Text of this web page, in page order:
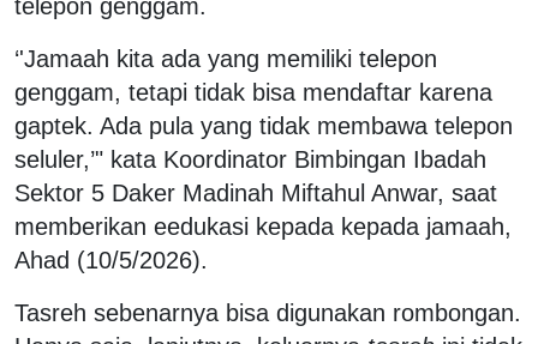
telepon genggam.
‘'Jamaah kita ada yang memiliki telepon
genggam, tetapi tidak bisa mendaftar karena
gaptek. Ada pula yang tidak membawa telepon
seluler,’" kata Koordinator Bimbingan Ibadah
Sektor 5 Daker Madinah Miftahul Anwar, saat
memberikan eedukasi kepada kepada jamaah,
Ahad (10/5/2026).
Tasreh sebenarnya bisa digunakan rombongan.